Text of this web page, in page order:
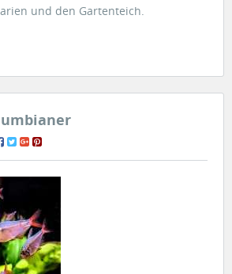
und den Gartenteich.